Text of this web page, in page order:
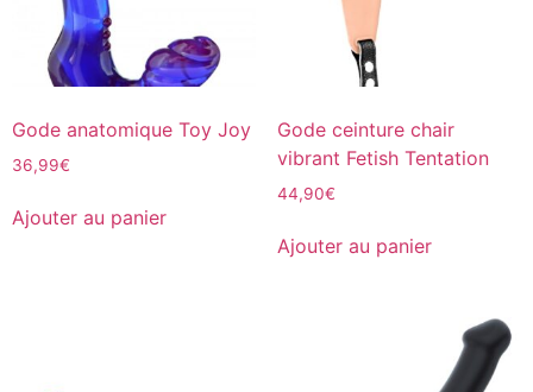
Gode anatomique Toy Joy
36,99€
Ajouter au panier
Gode ceinture chair
vibrant Fetish Tentation
44,90€
Ajouter au panier